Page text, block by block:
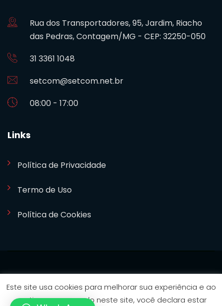
Rua dos Transportadores, 95, Jardim, Riacho
das Pedras, Contagem/MG - CEP: 32250-050
31 3361 1048
setcom@setcom.net.br
08:00 - 17:00
Links
Política de Privacidade
Termo de Uso
Política de Cookies
Este site usa cookies para melhorar sua experiência e ao
continuar navegando neste site, você declara estar